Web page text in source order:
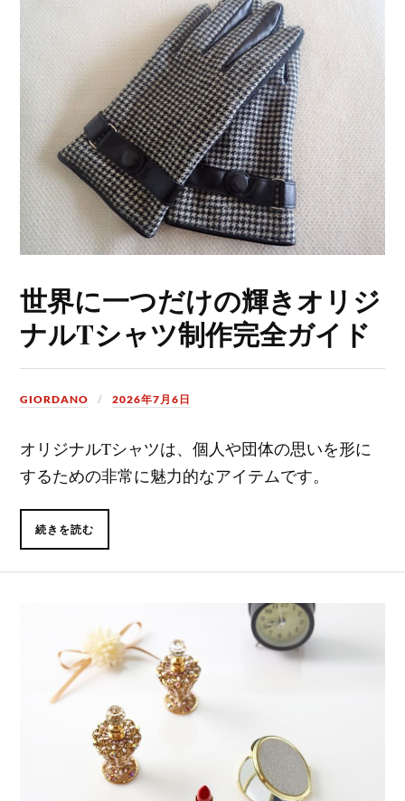
世界に一つだけの輝きオリジ
ナルTシャツ制作完全ガイド
GIORDANO 2026年7月6日
オリジナルTシャツは、個人や団体の思いを形に
するための非常に魅力的なアイテムです。
続きを読む